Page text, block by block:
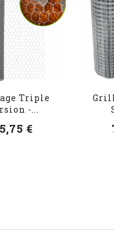
Triple
-...
€